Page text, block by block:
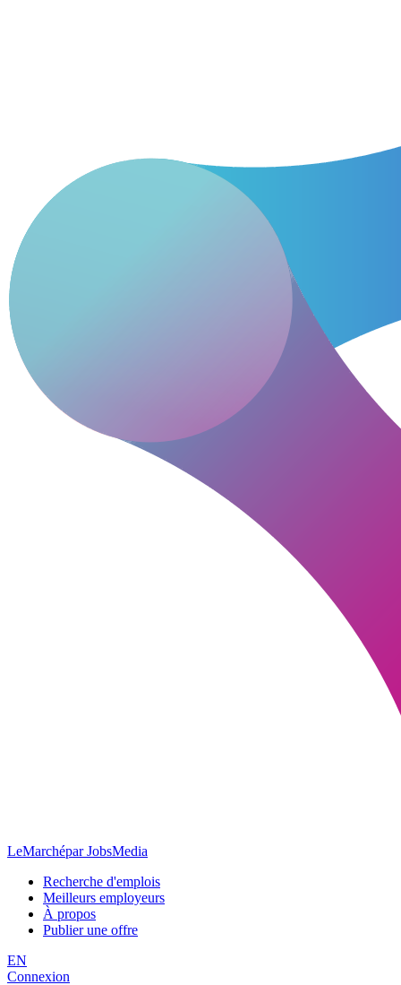
LeMarchépar JobsMedia
Recherche d'emplois
Meilleurs employeurs
À propos
Publier une offre
EN
Connexion